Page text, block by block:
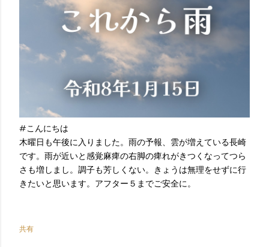
#こんにちは
木曜日も午後に入りました。雨の予報、雲が増えている長崎
です。雨が近いと感覚麻痺の右脚の痺れがきつくなってつら
さも増しまし。調子も芳しくない。きょうは無理をせずに行
きたいと思います。アフター５までご安全に。
共有